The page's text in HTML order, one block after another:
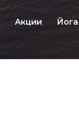
Акции